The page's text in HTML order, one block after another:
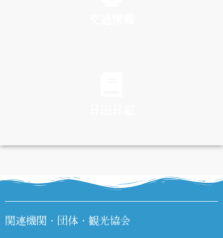
DIARY
関連機関・団体・観光協会